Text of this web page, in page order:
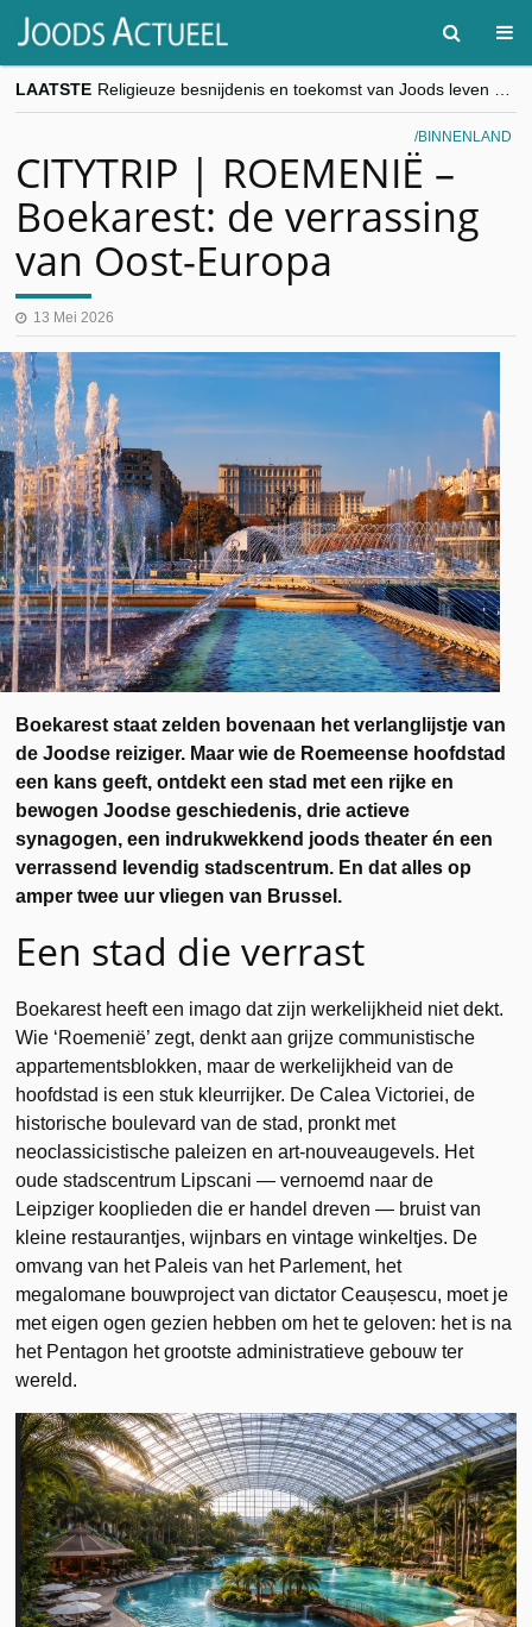
LAATSTE
“Besnijdenisdebat toont hoe moeilijk seculiere Westen minderheden begrijpt”, Jinnih Beels (Vooruit)
CITYTRIP | ROEMENIË – Boekarest: de verrassing van Oost-Europa
BINNENLAND
CITYTRIP | ROEMENIË –
Boekarest: de verrassing
van Oost-Europa
13 Mei 2026
Boekarest staat zelden bovenaan het verlanglijstje van
de Joodse reiziger. Maar wie de Roemeense hoofdstad
een kans geeft, ontdekt een stad met een rijke en
bewogen Joodse geschiedenis, drie actieve
synagogen, een indrukwekkend joods theater én een
verrassend levendig stadscentrum. En dat alles op
amper twee uur vliegen van Brussel.
Een stad die verrast
Boekarest heeft een imago dat zijn werkelijkheid niet dekt.
Wie ‘Roemenië’ zegt, denkt aan grijze communistische
appartementsblokken, maar de werkelijkheid van de
hoofdstad is een stuk kleurrijker. De Calea Victoriei, de
historische boulevard van de stad, pronkt met
neoclassicistische paleizen en art-nouveaugevels. Het
oude stadscentrum Lipscani — vernoemd naar de
Leipziger kooplieden die er handel dreven — bruist van
kleine restaurantjes, wijnbars en vintage winkeltjes. De
omvang van het Paleis van het Parlement, het
megalomane bouwproject van dictator Ceaușescu, moet je
met eigen ogen gezien hebben om het te geloven: het is na
het Pentagon het grootste administratieve gebouw ter
wereld.